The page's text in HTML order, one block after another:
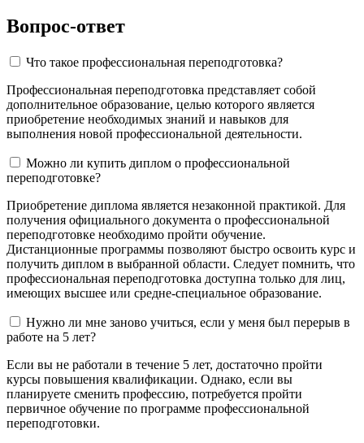
Вопрос-ответ
Что такое профессиональная переподготовка?
Профессиональная переподготовка представляет собой
дополнительное образование, целью которого является
приобретение необходимых знаний и навыков для
выполнения новой профессиональной деятельности.
Можно ли купить диплом о профессиональной
переподготовке?
Приобретение диплома является незаконной практикой. Для
получения официального документа о профессиональной
переподготовке необходимо пройти обучение.
Дистанционные программы позволяют быстро освоить курс и
получить диплом в выбранной области. Следует помнить, что
профессиональная переподготовка доступна только для лиц,
имеющих высшее или средне-специальное образование.
Нужно ли мне заново учиться, если у меня был перерыв в
работе на 5 лет?
Если вы не работали в течение 5 лет, достаточно пройти
курсы повышения квалификации. Однако, если вы
планируете сменить профессию, потребуется пройти
первичное обучение по программе профессиональной
переподготовки.